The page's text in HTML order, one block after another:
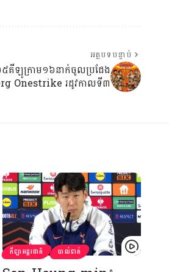
អត្ថបទបន្ទាប់
៦៥គីឡូក្រាម១៦នាក់ចូលប្រជែង
Onestrike រដូវកាលទី៣
កីឡាអន្តរជាតិ បាល់ទាត់